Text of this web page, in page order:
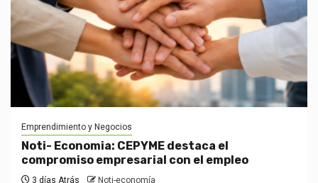
Emprendimiento y Negocios
Noti- Economia: CEPYME destaca el
compromiso empresarial con el empleo
3 días Atrás Noti-economía